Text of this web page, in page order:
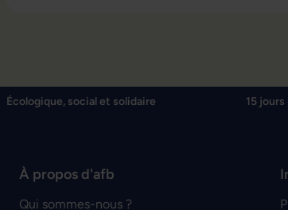
Écologique, social et solidaire 15
À propos d'afb
Qui sommes-nous ?